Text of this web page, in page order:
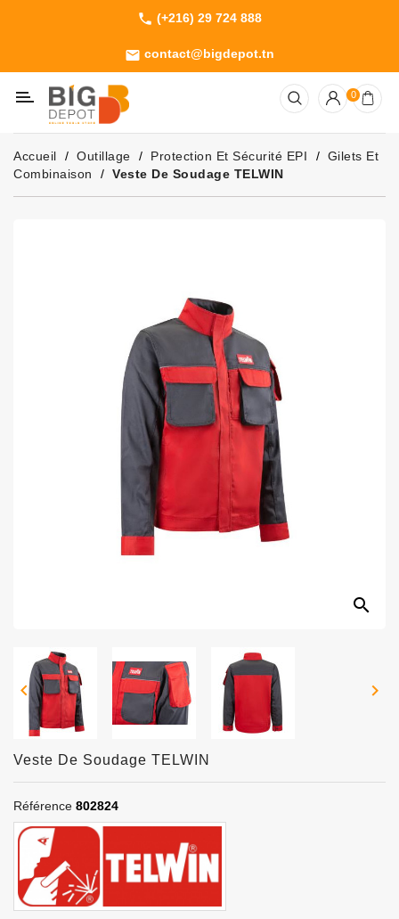
phone (+216) 29 724 888
email contact@bigdepot.tn
Machines
Outillage
Jardinage
Consommables
0
Accueil Outillage Protection Et Sécurité EPI
Gilets Et
Combinaison
Veste De Soudage TELWIN
search
 
Veste De Soudage TELWIN
Référence 802824